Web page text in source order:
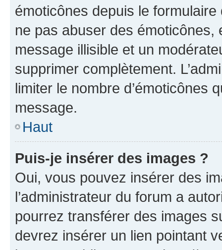
émoticônes depuis le
ne pas abuser des
message illisible et un
supprimer complètement.
limiter le nombre d’émoticônes
message.
Haut
Puis-je insérer des images ?
Oui, vous pouvez insérer des
l’administrateur du forum a
pourrez transférer des images
devrez insérer un lien pointant